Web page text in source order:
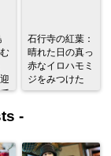
石行寺の紅葉：
晴れた日の真っ
赤なイロハモミ
ジをみつけた
-